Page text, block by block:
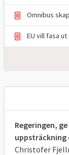
Omnibus
EU vill fasa
Regeringen,
Christofer